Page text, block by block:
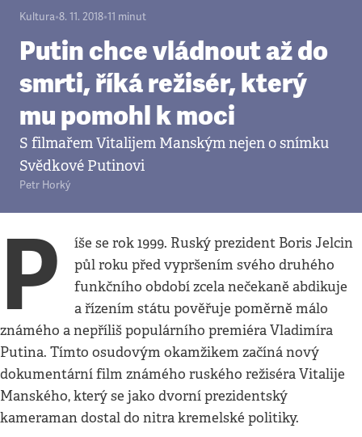
Kultura•8. 11. 2018•11 minut
Putin chce vládnout až do
smrti, říká režisér, který
mu pomohl k moci
S filmařem Vitalijem Manským nejen o snímku
Svědkové Putinovi
Petr Horký
P
íše se rok 1999. Ruský prezident Boris Jelcin
půl roku před vypršením svého druhého
funkčního období zcela nečekaně abdikuje
a řízením státu pověřuje poměrně málo
známého a nepříliš populárního premiéra Vladimíra
Putina. Tímto osudovým okamžikem začíná nový
dokumentární film známého ruského režiséra Vitalije
Manského, který se jako dvorní prezidentský
kameraman dostal do nitra kremelské politiky.